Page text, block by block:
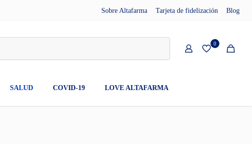
Sobre Altafarma Tarjeta de fidelización Blog
0
SALUD COVID-19 LOVE ALTAFARMA